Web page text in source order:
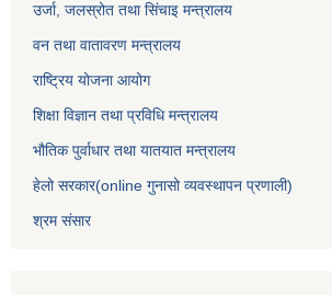
उर्जा, जलस्रोत तथा सिंचाइ मन्त्रालय
वन तथा वातावरण मन्त्रालय
राष्ट्रिय योजना आयोग
शिक्षा विज्ञान तथा प्रविधि मन्त्रालय
भौतिक पुर्वाधार तथा यातयात मन्त्रालय
हेलो सरकार(online गुनासो व्यवस्थापन प्रणाली)
श्रम संसार